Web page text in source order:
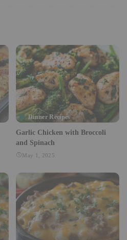
Dinner Recipes
Garlic Chicken with Broccoli
and Spinach
May 1, 2025